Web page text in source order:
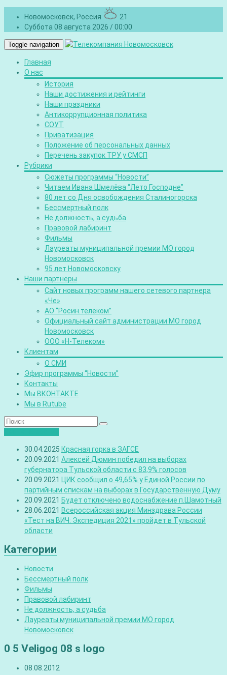
Новомосковск, Россия
21
Суббота 08 августа 2026 / 00:00
Toggle navigation
Главная
О нас
История
Наши достижения и рейтинги
Наши праздники
Антикоррупционная политика
СОУТ
Приватизация
Положение об персональных данных
Перечень закупок ТРУ у СМСП
Рубрики
Сюжеты программы “Новости”
Читаем Ивана Шмелёва “Лето Господне”
80 лет со Дня освобождения Сталиногорска
Бессмертный полк
Не должность, а судьба
Правовой лабиринт
Фильмы
Лауреаты муниципальной премии МО город
Новомосковск
95 лет Новомосковску
Наши партнеры
Сайт новых программ нашего сетевого партнера
«Че»
АО “Росин.телеком”
Официальный сайт администрации МО город
Новомосковск
ООО «Н-Телеком»
Клиентам
О СМИ
Эфир программы “Новости”
Контакты
Мы ВКОНТАКТЕ
Мы в Rutube
30.04.2025 Красная горка в ЗАГСЕ
20.09.2021 Алексей Дюмин победил на выборах
губернатора Тульской области с 83,9% голосов
20.09.2021 ЦИК сообщил о 49,65% у Единой России по
партийным спискам на выборах в Государственную Думу
20.09.2021 Будет отключено водоснабжение п.Шамотный
28.06.2021 Всероссийская акция Минздрава России
«Тест на ВИЧ: Экспедиция 2021» пройдет в Тульской
области
Категории
Новости
Бессмертный полк
Фильмы
Правовой лабиринт
Не должность, а судьба
Лауреаты муниципальной премии МО город
Новомосковск
0 5 Veligog 08 s logo
08.08.2012